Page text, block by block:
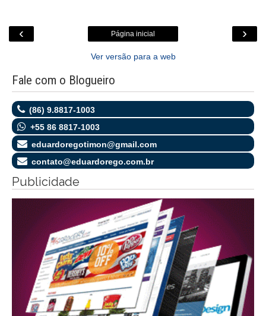
‹ ›
Página inicial
Ver versão para a web
Fale com o Blogueiro
(86) 9.8817-1003
+55 86 8817-1003
eduardoregotimon@gmail.com
contato@eduardorego.com.br
Publicidade